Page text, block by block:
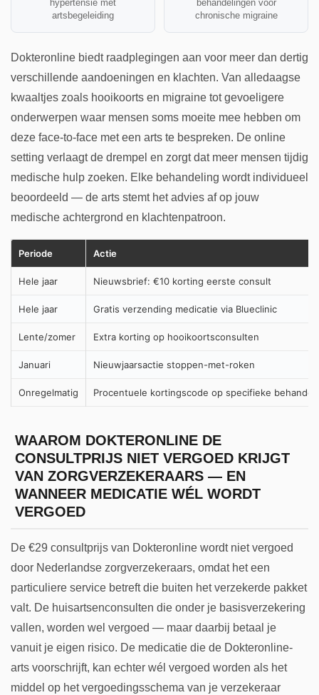
hypertensie met
artsbegeleiding
behandelingen voor
chronische migraine
Dokteronline biedt raadplegingen aan voor meer dan dertig
verschillende aandoeningen en klachten. Van alledaagse
kwaaltjes zoals hooikoorts en migraine tot gevoeligere
onderwerpen waar mensen soms moeite mee hebben om
deze face-to-face met een arts te bespreken. De online
setting verlaagt de drempel en zorgt dat meer mensen tijdig
medische hulp zoeken. Elke behandeling wordt individueel
beoordeeld — de arts stemt het advies af op jouw
medische achtergrond en klachtenpatroon.
Periode Actie
Hele jaar Nieuwsbrief: €10 korting eerste consult
Hele jaar Gratis verzending medicatie via Blueclinic
Lente/zomer Extra korting op hooikoortsconsulten
Januari Nieuwjaarsactie stoppen-met-roken
Onregelmatig Procentuele kortingscode op specifieke
WAAROM DOKTERONLINE DE
CONSULTPRIJS NIET VERGOED KRIJGT
VAN ZORGVERZEKERAARS — EN
WANNEER MEDICATIE WÉL WORDT
VERGOED
De €29 consultprijs van Dokteronline wordt niet vergoed
door Nederlandse zorgverzekeraars, omdat het een
particuliere service betreft die buiten het verzekerde pakket
valt. De huisartsenconsulten die onder je basisverzekering
vallen, worden wel vergoed — maar daarbij betaal je
vanuit je eigen risico. De medicatie die de Dokteronline-
arts voorschrijft, kan echter wél vergoed worden als het
middel op het vergoedingsschema van je verzekeraar